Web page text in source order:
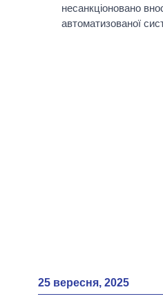
ГОЛОВИ
МЕРИ МІСТ
несанкціоновано
автоматизованої
25 вересня, 2025